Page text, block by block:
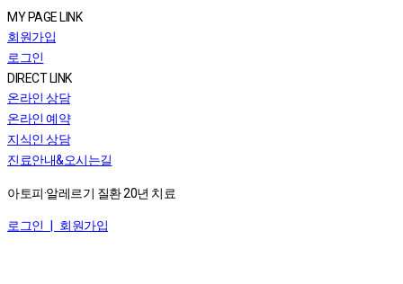
MY PAGE LINK
회원가입
로그인
DIRECT LINK
온라인 상담
온라인 예약
지식인 상담
진료안내&오시는길
아토피·알레르기 질환 20년 치료
로그인 | 회원가입